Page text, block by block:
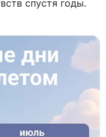
спустя годы.